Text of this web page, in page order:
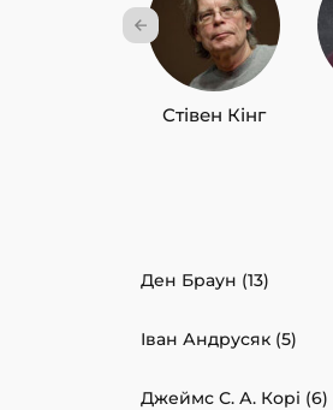
Стівен Кінг
Ден Браун (13)
Іван Андрусяк (5)
Джеймс С. А. Корі (6)